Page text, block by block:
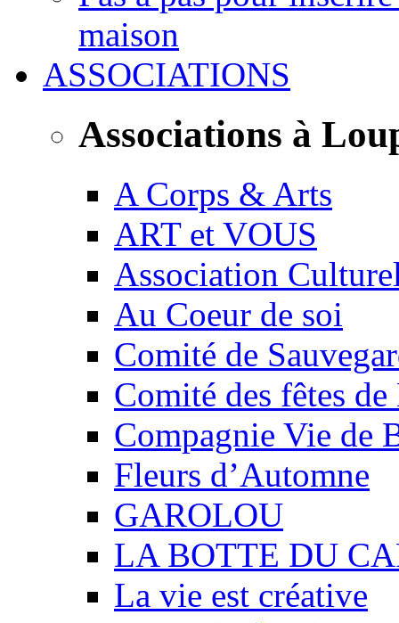
maison
ASSOCIATIONS
Associations à
A Corps & Arts
ART et VOUS
Association
Au Coeur de soi
Comité de
Comité des fêtes
Compagnie Vie de
Fleurs d’Automne
GAROLOU
LA BOTTE DU
La vie est créative